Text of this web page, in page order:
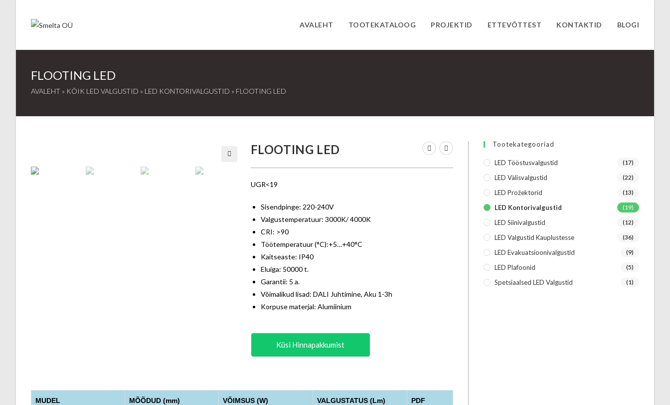
AVALEHT TOOTEKATALOOG PROJEKTID ETTEVÕTTEST KONTAKTID BLOGI
FLOOTING LED
AVALEHT » KÕIK LED VALGUSTID » LED KONTORIVALGUSTID » FLOOTING LED
FLOOTING LED
UGR<19
Sisendpinge: 220-240V
Valgustemperatuur: 3000K/ 4000K
CRI: >90
Töötemperatuur (°C):+5…+40°C
Kaitseaste: IP40
Eluiga: 50000 t.
Garantii: 5 a.
Võimalikud lisad: DALI Juhtimine, Aku 1-3h
Korpuse materjal: Alumiinium
Küsi Hinnapakkumist
MUDEL MÕÕDUD (mm) VÕIMSUS (W) VALGUSTATUS (Lm) PDF
Tootekategooriad
LED Tööstusvalgustid (17)
LED Välisvalgustid (22)
LED Prožektorid (13)
LED Kontorivalgustid (19)
LED Siinivalgustid (12)
LED Valgustid Kauplustesse (36)
LED Evakuatsioonivalgustid (9)
LED Plafoonid (5)
Spetsiaalsed LED Valgustid (1)